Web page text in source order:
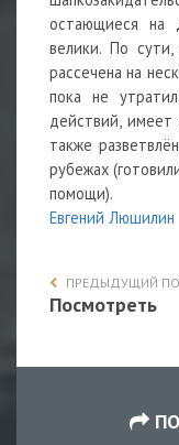
остающиеся на
велики. По
рассечена на
пока не
действий,
также
рубежах
помощи).
Евгений Люшилин
ПРЕДЫДУЩИЙ
Посмотреть